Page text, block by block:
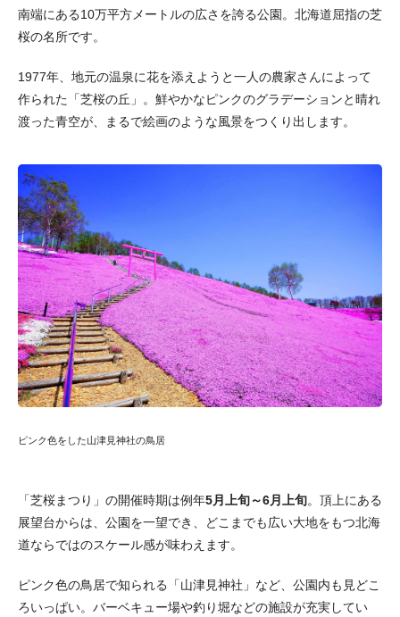
南端にある10万平方メートルの広さを誇る公園。北海道屈指の芝
桜の名所です。
1977年、地元の温泉に花を添えようと一人の農家さんによって
作られた「芝桜の丘」。鮮やかなピンクのグラデーションと晴れ
渡った青空が、まるで絵画のような風景をつくり出します。
ピンク色をした山津見神社の鳥居
「芝桜まつり」の開催時期は例年5月上旬～6月上旬。頂上にある
展望台からは、公園を一望でき、どこまでも広い大地をもつ北海
道ならではのスケール感が味わえます。
ピンク色の鳥居で知られる「山津見神社」など、公園内も見どこ
ろいっぱい。バーベキュー場や釣り堀などの施設が充実してい